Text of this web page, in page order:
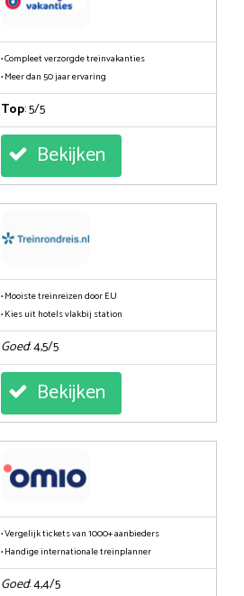
• Compleet verzorgde treinvakanties
• Meer dan 50 jaar ervaring
Top: 5/5
Bekijken
• Mooiste treinreizen door EU
• Kies uit hotels vlakbij station
Goed: 4,5/5
Bekijken
• Vergelijk tickets van 1000+ aanbieders
• Handige internationale treinplanner
Goed: 4,4/5